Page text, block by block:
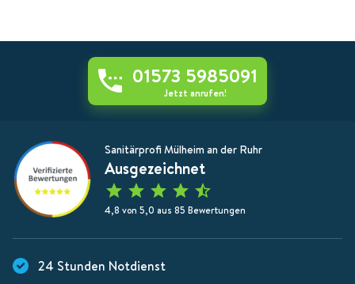
01573 5985091
Jetzt anrufen!
Sanitärprofi Mülheim an der Ruhr
Ausgezeichnet
4,8 von 5,0 aus 85 Bewertungen
24 Stunden Notdienst